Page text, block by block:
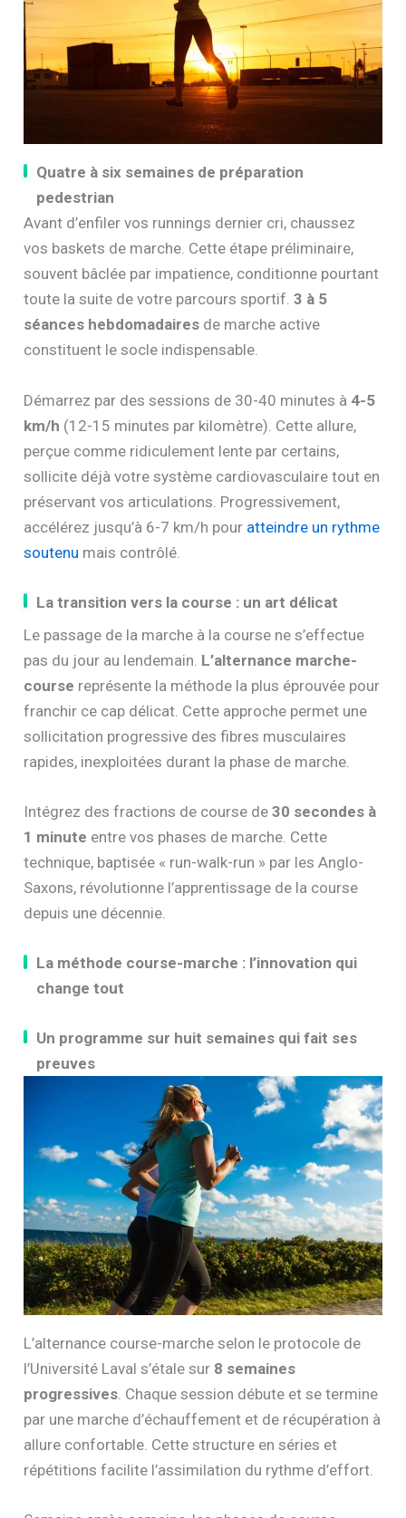
Quatre à six semaines de préparation
pedestrian
Avant d’enfiler vos runnings dernier cri, chaussez
vos baskets de marche. Cette étape préliminaire,
souvent bâclée par impatience, conditionne pourtant
toute la suite de votre parcours sportif.3 à 5
séances hebdomadaires de marche active
constituent le socle indispensable.
Démarrez par des sessions de 30-40 minutes à 4-5
km/h (12-15 minutes par kilomètre). Cette allure,
perçue comme ridiculement lente par certains,
sollicite déjà votre système cardiovasculaire tout en
préservant vos articulations. Progressivement,
accélérez jusqu’à 6-7 km/h pour atteindre un rythme
soutenu mais contrôlé.
La transition vers la course : un art délicat
Le passage de la marche à la course ne s’effectue
pas du jour au lendemain. L’alternance marche-
course représente la méthode la plus éprouvée pour
franchir ce cap délicat. Cette approche permet une
sollicitation progressive des fibres musculaires
rapides, inexploitées durant la phase de marche.
Intégrez des fractions de course de30 secondes à
1 minute entre vos phases de marche. Cette
technique, baptisée « run-walk-run » par les Anglo-
Saxons, révolutionne l’apprentissage de la course
depuis une décennie.
La méthode course-marche : l’innovation qui
change tout
Un programme sur huit semaines qui fait ses
preuves
L’alternance course-marche selon le protocole de
l’Université Laval s’étale sur 8 semaines
progressives. Chaque session débute et se termine
par une marche d’échauffement et de récupération à
allure confortable. Cette structure en séries et
répétitions facilite l’assimilation du rythme d’effort.